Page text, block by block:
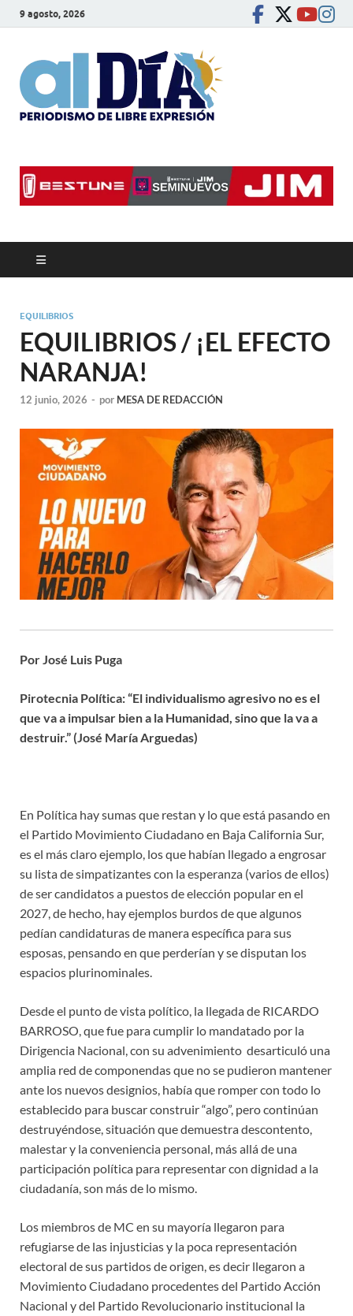
9 agosto, 2026
EQUILIBRIOS
EQUILIBRIOS / ¡EL EFECTO
NARANJA!
12 junio, 2026 - por MESA DE REDACCIÓN
Por José Luis Puga
Pirotecnia Política: “El individualismo agresivo no es el
que va a impulsar bien a la Humanidad, sino que la va a
destruir.” (José María Arguedas)
En Política hay sumas que restan y lo que está pasando en
el Partido Movimiento Ciudadano en Baja California Sur,
es el más claro ejemplo, los que habían llegado a engrosar
su lista de simpatizantes con la esperanza (varios de ellos)
de ser candidatos a puestos de elección popular en el
2027, de hecho, hay ejemplos burdos de que algunos
pedían candidaturas de manera específica para sus
esposas, pensando en que perderían y se disputan los
espacios plurinominales.
Desde el punto de vista político, la llegada de RICARDO
BARROSO, que fue para cumplir lo mandatado por la
Dirigencia Nacional, con su advenimiento desarticuló una
amplia red de componendas que no se pudieron mantener
ante los nuevos designios, había que romper con todo lo
establecido para buscar construir “algo”, pero continúan
destruyéndose, situación que demuestra descontento,
malestar y la conveniencia personal, más allá de una
participación política para representar con dignidad a la
ciudadanía, son más de lo mismo.
Los miembros de MC en su mayoría llegaron para
refugiarse de las injusticias y la poca representación
electoral de sus partidos de origen, es decir llegaron a
Movimiento Ciudadano procedentes del Partido Acción
Nacional y del Partido Revolucionario institucional la